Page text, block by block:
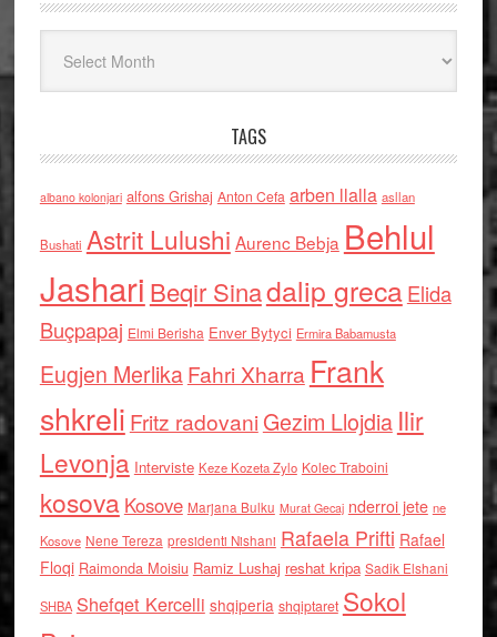
TAGS
albano kolonjari alfons Grishaj Anton Cefa arben llalla asllan
Bushati Astrit Lulushi Aurenc Bebja Behlul
Jashari Beqir Sinadalip grecaElida
Buçpapaj Elmi Berisha Enver Bytyci Ermira Babamusta
Eugjen MerlikaFahri Xharra Frank
shkreli Fritz radovaniGezim Llojdia Ilir
Levonja Interviste Keze Kozeta Zylo Kolec Traboini
kosova Kosove Marjana Bulku Murat Gecaj nderroi jete ne
Kosove Nene Tereza presidenti Nishani Rafaela Prifti Rafael
Floqi Raimonda Moisiu Ramiz Lushaj reshat kripa Sadik Elshani
SHBA Shefqet Kercelli shqiperia shqiptaret Sokol